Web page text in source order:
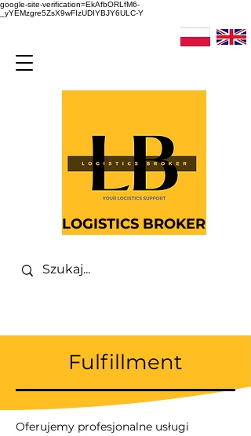
google-site-verification=EkAfbORLfM6-
_yYEMzgre5ZsX9wFIzUDIYBJY6ULC-Y
LOGISTICS BROKER
Fulfillment
Oferujemy profesjonalne usługi